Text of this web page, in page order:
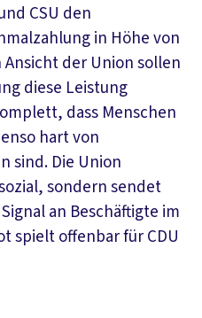
CSU den
in Höhe von
Ansicht der Union sollen
diese Leistung
dass Menschen
hart von
sind. Die Union
sondern sendet
an Beschäftigte im
spielt offenbar für CDU